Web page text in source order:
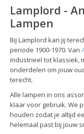
Lamplord -
Lampen
Bij Lamplord kan jij
periode 1900-1970. Van
industrieel tot klassiek,
onderdelen om jouw
terecht.
Alle lampen in ons
klaar voor gebruik. We
houden zodat je altijd
helemaal past bij jouw